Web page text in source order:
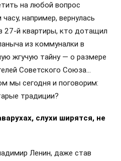
на любой вопрос
например, вернулась
27-й квартиры, кто дотащил
из коммуналки в
жгучую тайну — о размере
Советского Союза…
мы сегодня и поговорим:
традиции?
слухи ширятся, не
Ленин, даже став